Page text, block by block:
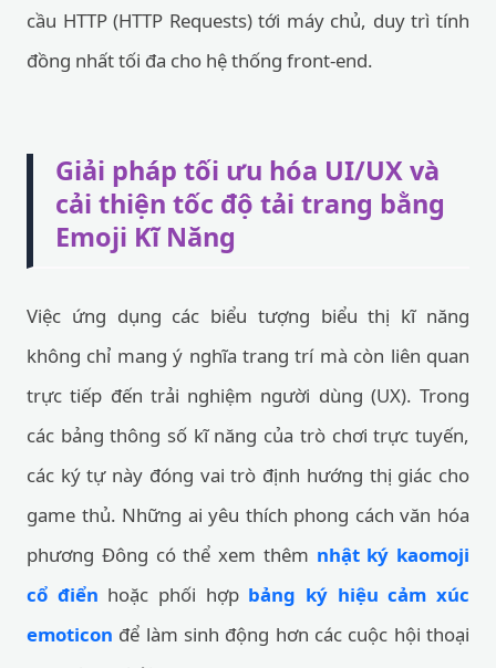
cầu HTTP (HTTP Requests) tới máy chủ, duy trì tính
đồng nhất tối đa cho hệ thống front-end.
Giải pháp tối ưu hóa UI/UX và
cải thiện tốc độ tải trang bằng
Emoji Kĩ Năng
Việc ứng dụng các biểu tượng biểu thị kĩ năng
không chỉ mang ý nghĩa trang trí mà còn liên quan
trực tiếp đến trải nghiệm người dùng (UX). Trong
các bảng thông số kĩ năng của trò chơi trực tuyến,
các ký tự này đóng vai trò định hướng thị giác cho
game thủ. Những ai yêu thích phong cách văn hóa
phương Đông có thể xem thêm nhật ký kaomoji
cổ điển hoặc phối hợp bảng ký hiệu cảm xúc
emoticon để làm sinh động hơn các cuộc hội thoại